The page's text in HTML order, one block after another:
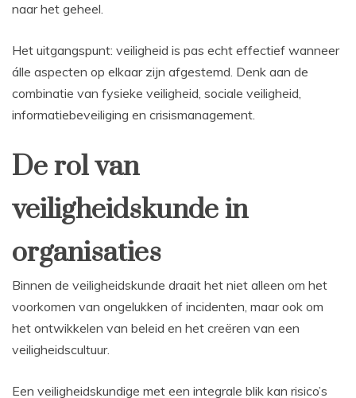
naar het geheel.
Het uitgangspunt: veiligheid is pas echt effectief wanneer
álle aspecten op elkaar zijn afgestemd. Denk aan de
combinatie van fysieke veiligheid, sociale veiligheid,
informatiebeveiliging en crisismanagement.
De rol van
veiligheidskunde in
organisaties
Binnen de veiligheidskunde draait het niet alleen om het
voorkomen van ongelukken of incidenten, maar ook om
het ontwikkelen van beleid en het creëren van een
veiligheidscultuur.
Een veiligheidskundige met een integrale blik kan risico’s